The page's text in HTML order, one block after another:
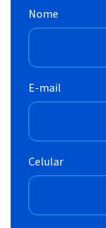
Nome
E-mail
Celular